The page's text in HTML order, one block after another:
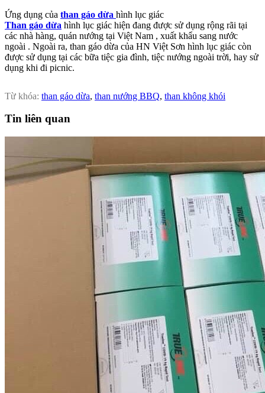
Ứng dụng của than gáo dừa hình lục giác
Than gáo dừa hình lục giác hiện đang được sử dụng rộng rãi tại
các nhà hàng, quán nướng tại Việt Nam , xuất khẩu sang nước
ngoài . Ngoài ra, than gáo dừa của HN Việt Sơn hình lục giác còn
được sử dụng tại các bữa tiệc gia đình, tiệc nướng ngoài trời, hay sử
dụng khi đi picnic.
Từ khóa: than gáo dừa, than nướng BBQ, than không khói
Tin liên quan